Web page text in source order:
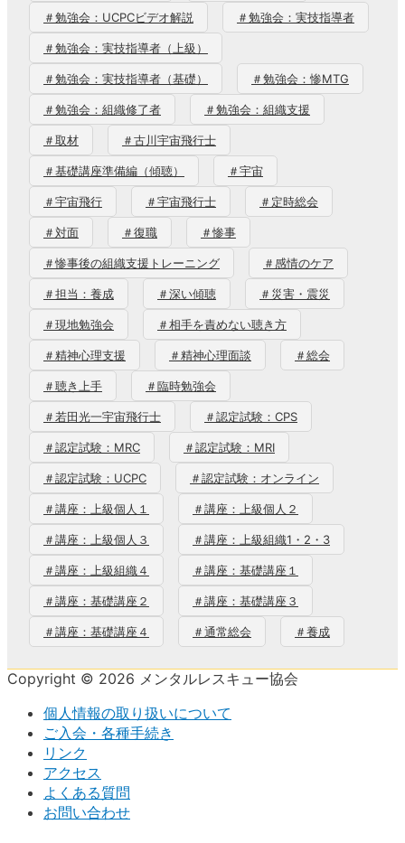
＃勉強会：UCPCビデオ解説 ＃勉強会：実技指導者
＃勉強会：実技指導者（上級）
＃勉強会：実技指導者（基礎） ＃勉強会：惨MTG
＃勉強会：組織修了者 ＃勉強会：組織支援
＃取材 ＃古川宇宙飛行士
＃基礎講座準備編（傾聴） ＃宇宙
＃宇宙飛行 ＃宇宙飛行士 ＃定時総会
＃対面 ＃復職 ＃惨事
＃惨事後の組織支援トレーニング ＃感情のケア
＃担当：養成 ＃深い傾聴 ＃災害・震災
＃現地勉強会 ＃相手を責めない聴き方
＃精神心理支援 ＃精神心理面談 ＃総会
＃聴き上手 ＃臨時勉強会
＃若田光一宇宙飛行士 ＃認定試験：CPS
＃認定試験：MRC ＃認定試験：MRI
＃認定試験：UCPC ＃認定試験：オンライン
＃講座：上級個人１ ＃講座：上級個人２
＃講座：上級個人３ ＃講座：上級組織1・2・3
＃講座：上級組織４ ＃講座：基礎講座１
＃講座：基礎講座２ ＃講座：基礎講座３
＃講座：基礎講座４ ＃通常総会 ＃養成
Copyright © 2026 メンタルレスキュー協会
個人情報の取り扱いについて
ご入会・各種手続き
リンク
アクセス
よくある質問
お問い合わせ